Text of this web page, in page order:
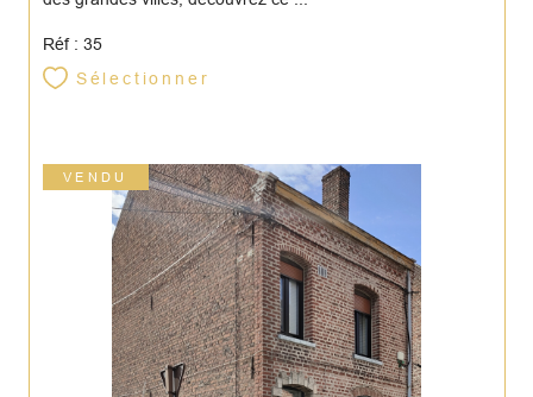
Réf : 35
Sélectionner
VENDU